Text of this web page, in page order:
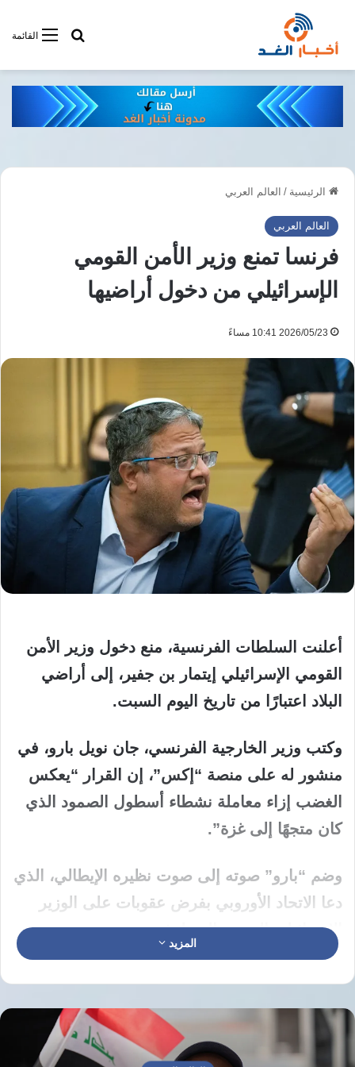
القائمةأبحت فى
الرئيسية / العالم العربي
العالم العربي
فرنسا تمنع وزير الأمن القومي
الإسرائيلي من دخول أراضيها
2026/05/23 10:41 مساءً
أعلنت السلطات الفرنسية، منع دخول وزير الأمن
القومي الإسرائيلي إيتمار بن جفير، إلى أراضي
البلاد اعتبارًا من تاريخ اليوم السبت.
وكتب وزير الخارجية الفرنسي، جان نويل بارو، في
منشور له على منصة “إكس”، إن القرار “‌يعكس
الغضب ‌إزاء ⁠معاملة نشطاء أسطول الصمود الذي
كان متجهًا ⁠إلى ‌غزة”.
وضم “بارو” صوته إلى صوت نظيره الإيطالي، الذي
دعا الاتحاد الأوروبي بفرض عقوبات على الوزير
الإسرائيلي اليميني المتطرف.
أسطول الصمود العالمي”، الذي اعترضته إسرائيل
قبالة سواحل قبرص واعتقلت ناشطيه قبل
المزيد